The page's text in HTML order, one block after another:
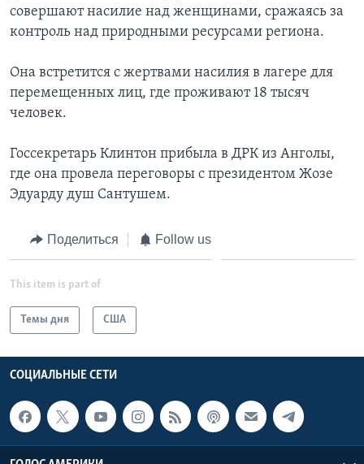
совершают насилие над женщинами, сражаясь за
контроль над природными ресурсами региона.
Она встретится с жертвами насилия в лагере для
перемещенных лиц, где проживают 18 тысяч
человек.
Госсекретарь Клинтон прибыла в ДРК из Анголы,
где она провела переговоры с президентом Жозе
Эдуарду душ Сантушем.
Поделиться Follow us
This item is part of
Темы дня США
СОЦИАЛЬНЫЕ СЕТИ